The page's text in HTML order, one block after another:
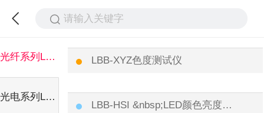
请输入关键字
光纤系列LED测试仪
光电系列LED光学测试仪
LBB-XYZ色度测试仪
LBB-HSI &nbsp;LED颜色亮度测试仪